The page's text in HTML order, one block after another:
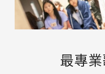
最專